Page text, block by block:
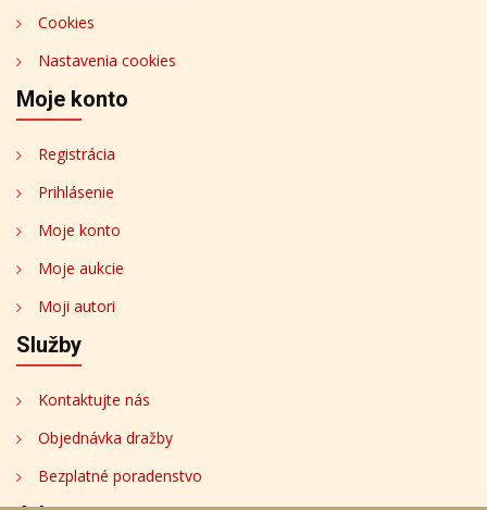
Cookies
Nastavenia cookies
Moje konto
Registrácia
Prihlásenie
Moje konto
Moje aukcie
Moji autori
Služby
Kontaktujte nás
Objednávka dražby
Bezplatné poradenstvo